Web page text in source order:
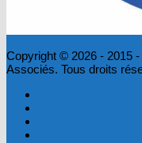
Copyright © 2026 - 2015
Associés. Tous droits